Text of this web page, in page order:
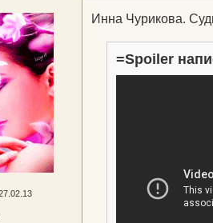
Инна Чурикова.
=Spoiler